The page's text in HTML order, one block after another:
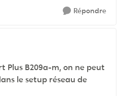
Répondre
Plus B209a-m, on ne peut
le setup réseau de